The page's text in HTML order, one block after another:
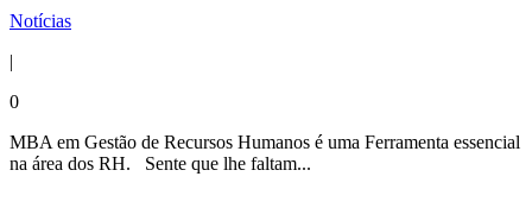
Notícias
|
0
MBA em Gestão de Recursos Humanos é uma Ferramenta essencial
na área dos RH. Sente que lhe faltam...